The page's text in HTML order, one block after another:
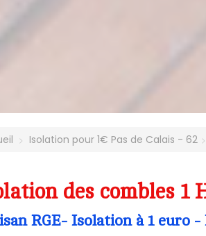
Isolation pour 1€ Pas de Calais - 62
des combles 1
RGE- Isolation à 1 euro -